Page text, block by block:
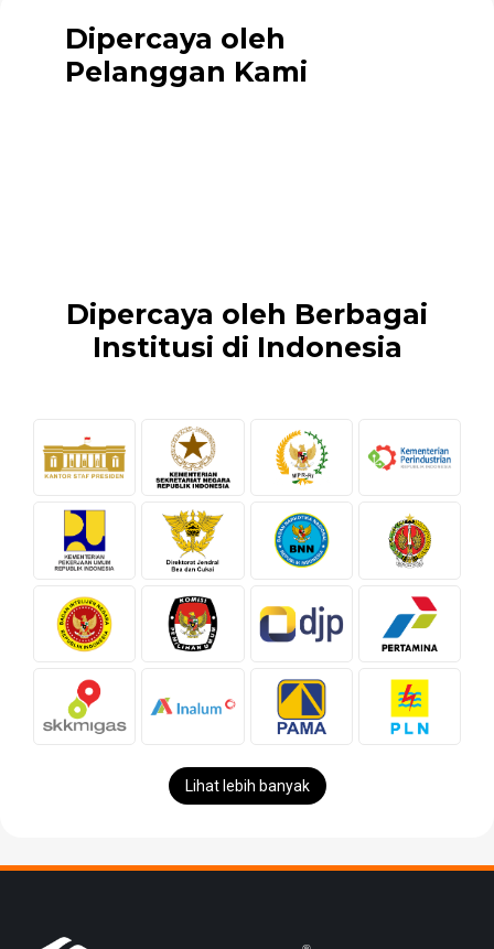
Dipercaya oleh
Pelanggan Kami
Dipercaya oleh Berbagai
Institusi di Indonesia
Lihat lebih banyak